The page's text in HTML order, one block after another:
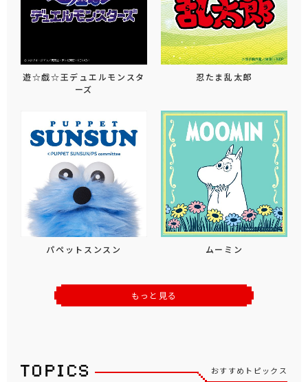
遊☆戯☆王デュエルモンスタ
ーズ
忍たま乱太郎
パペットスンスン ムーミン
もっと見る
おすすめトピックス